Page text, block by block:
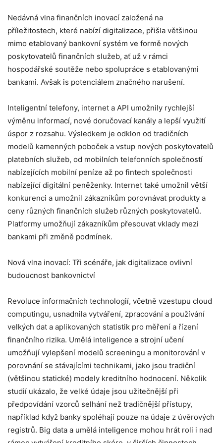
Nedávná vlna finančních inovací založená na
příležitostech, které nabízí digitalizace, přišla většinou
mimo etablovaný bankovní systém ve formě nových
poskytovatelů finančních služeb, ať už v rámci
hospodářské soutěže nebo spolupráce s etablovanými
bankami. Avšak is potenciálem značného narušení.
Inteligentní telefony, internet a API umožnily rychlejší
výměnu informací, nové doručovací kanály a lepší využití
úspor z rozsahu. Výsledkem je odklon od tradičních
modelů kamenných poboček a vstup nových poskytovatelů
platebních služeb, od mobilních telefonních společností
nabízejících mobilní peníze až po fintech společnosti
nabízející digitální peněženky. Internet také umožnil větší
konkurenci a umožnil zákazníkům porovnávat produkty a
ceny různých finančních služeb různých poskytovatelů.
Platformy umožňují zákazníkům přesouvat vklady mezi
bankami při změně podmínek.
Nová vlna inovací: Tři scénáře, jak digitalizace ovlivní
budoucnost bankovnictví
Revoluce informačních technologií, včetně vzestupu cloud
computingu, usnadnila vytváření, zpracování a používání
velkých dat a aplikovaných statistik pro měření a řízení
finančního rizika. Umělá inteligence a strojní učení
umožňují vylepšení modelů screeningu a monitorování v
porovnání se stávajícími technikami, jako jsou tradiční
(většinou statické) modely kreditního hodnocení. Několik
studií ukázalo, že velké údaje jsou užitečnější při
předpovídání vzorců selhání než tradičnější přístupy,
například když banky spoléhají pouze na údaje z úvěrových
registrů. Big data a umělá inteligence mohou hrát roli i nad